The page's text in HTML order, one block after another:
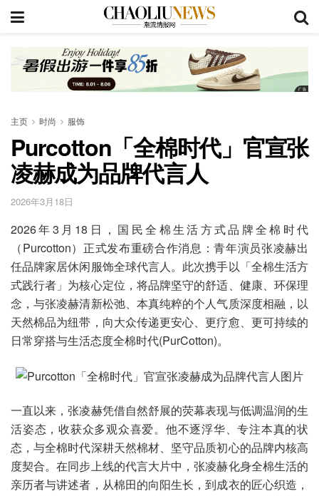
主页 时尚 服饰
Purcotton「全棉时代」官宣张
凌赫成为品牌代言人
2026年3月18日
2026年3月18日，国民全棉生活方式品牌全棉时代
（Purcotton）正式发布重磅合作消息：青年演员张凌赫出
任品牌家居休闲服饰全球代言人。此次携手以「全棉生活方
式践行者」为核心定位，将品牌坚守的舒适、健康、环保理
念，与张凌赫清新松弛、本真纯粹的个人气质深度相融，以
天然棉品为纽带，向大众传递更安心、更疗愈、更可持续的
日常穿搭与生活态度全棉时代(PurCotton)。
一直以来，张凌赫凭借自然舒展的荧幕表现与低调温润的生
活姿态，收获众多观众喜爱。他不逐浮华、专注本真的状
态，与全棉时代深耕天然棉材、坚守品质初心的品牌内核高
度契合。在同步上线的代言大片中，张凌赫化身全棉生活的
亲历者与讲述者，从棉田的向阳生长，到成衣的匠心织造，